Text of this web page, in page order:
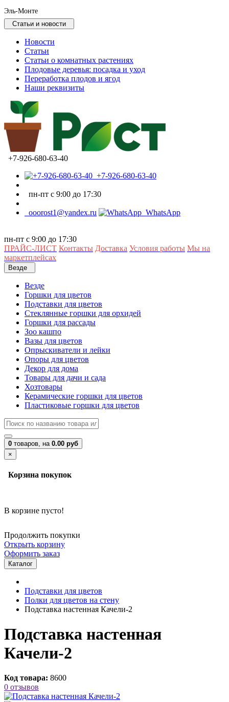
Эль-Монте
Статьи и новости
Новости
Статьи
Статьи о комнатных растениях
Плодовые деревья: посадка и уход
Переработка плодов и ягод
Наши реквизиты
+7-926-680-63-40
+7-926-680-63-40
пн-пт с 9:00 до 17:30
ooorost1@yandex.ru WhatsApp
пн-пт с 9:00 до 17:30
ПРАЙС-ЛИСТ Контакты Доставка Условия работы Мы на
маркетплейсах
Везде
Везде
Горшки для цветов
Подставки для цветов
Стеклянные горшки для орхидей
Горшки для рассады
Зоо кашпо
Вазы для цветов
Опрыскиватели и лейки
Опоры для цветов
Декор для дома
Товары для дачи и сада
Хозтовары
Керамические горшки для цветов
Пластиковые горшки для цветов
0 товаров, на 0.00 руб
×
Корзина покупок
В корзине пусто!
Продолжить покупки
Открыть корзину
Оформить заказ
Каталог
Подставки для цветов
Полки для цветов на стену
Подставка настенная Качели-2
Подставка настенная
Качели-2
Код товара: 8600
0 отзывов